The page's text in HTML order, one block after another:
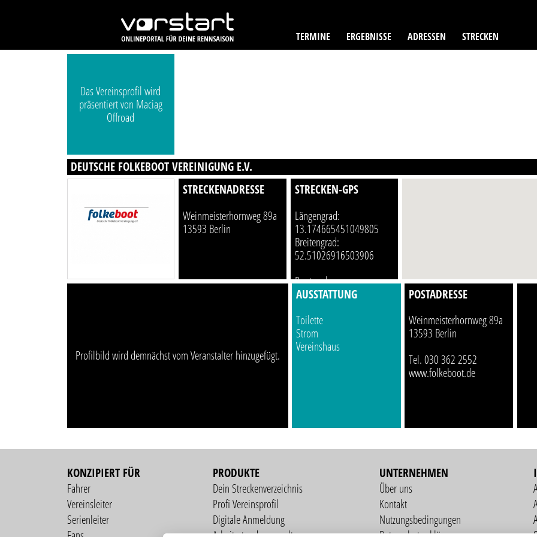
TERMINE ERGEBNISSE ADRESSEN STRECKEN
Das Vereinsprofil wird
präsentiert von Maciag
Offroad
DEUTSCHE FOLKEBOOT VEREINIGUNG E.V.
STRECKENADRESSE
Weinmeisterhornweg 89a
13593 Berlin
STRECKEN-GPS
Längengrad:
13.174665451049805
Breitengrad:
52.51026916503906
Routenplaner
Profilbild wird demnächst vom Veranstalter hinzugefügt.
AUSSTATTUNG
Toilette
Strom
Vereinshaus
POSTADRESSE
Weinmeisterhornweg 89a
13593 Berlin
Tel. 030 362 2552
www.folkeboot.de
KONZIPIERT FÜR
Fahrer
Vereinsleiter
Serienleiter
PRODUKTE
Dein Streckenverzeichnis
Profi Vereinsprofil
Digitale Anmeldung
UNTERNEHMEN
Über uns
Kontakt
Nutzungsbedingungen